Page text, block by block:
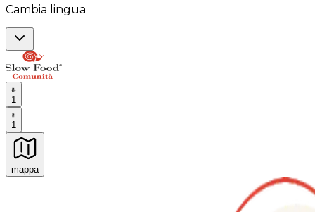
Cambia lingua
1
1
mappa
Esperienze culinarie indimenticabili: Esperienze